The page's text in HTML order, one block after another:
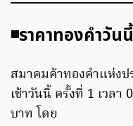
◾️ราคาทองคำวั
สมาคมค้าทองคำแห่งป
เช้าวันนี้ ครั้งที่ 1 เวล
บาท โดย